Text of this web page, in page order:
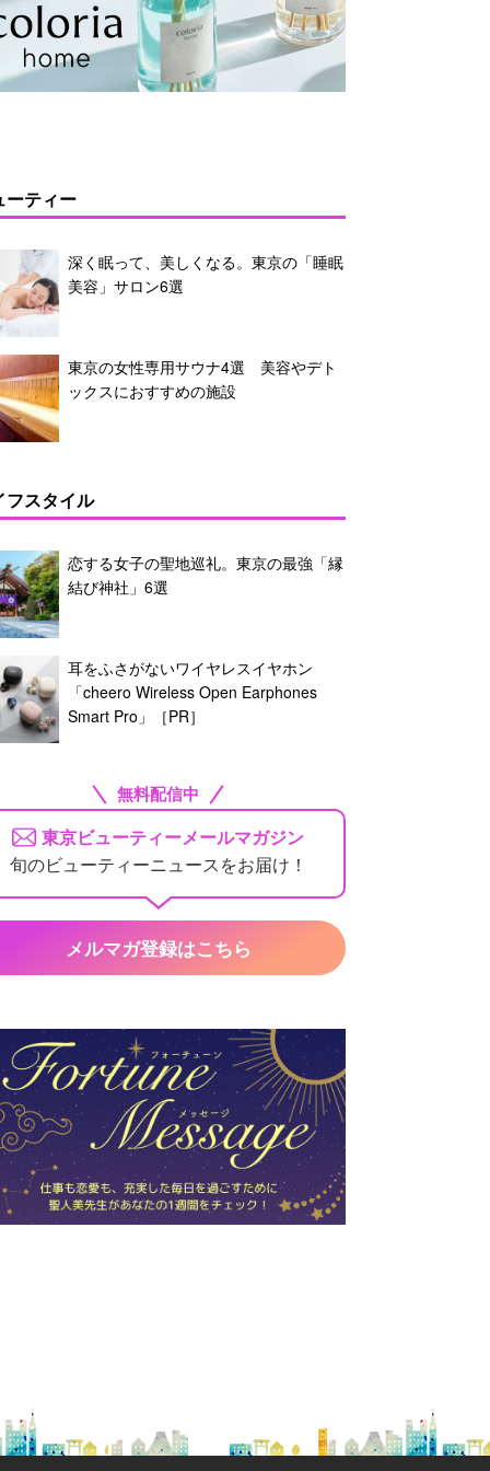
ーティー
深く眠って、美しくなる。東京の「睡眠
美容」サロン6選
東京の女性専用サウナ4選 美容やデト
ックスにおすすめの施設
フスタイル
恋する女子の聖地巡礼。東京の最強「縁
結び神社」6選
耳をふさがないワイヤレスイヤホン
「cheero Wireless Open Earphones
Smart Pro」［PR］
無料配信中
東京ビューティーメールマガジン
旬のビューティーニュースをお届け！
メルマガ登録はこちら